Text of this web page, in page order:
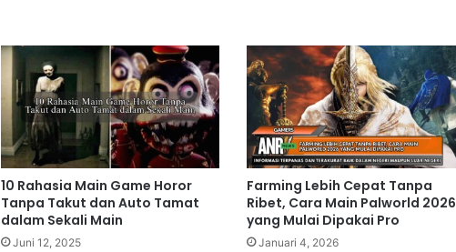
10 Rahasia Main Game Horor
Tanpa Takut dan Auto Tamat
dalam Sekali Main
Juni 12, 2025
Farming Lebih Cepat Tanpa
Ribet, Cara Main Palworld 2026
yang Mulai Dipakai Pro
Januari 4, 2026